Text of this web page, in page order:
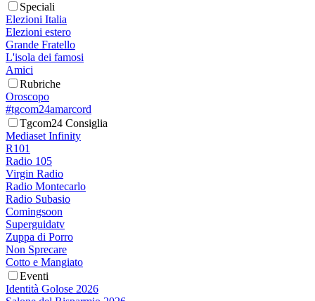
Speciali
Elezioni Italia
Elezioni estero
Grande Fratello
L'isola dei famosi
Amici
Rubriche
Oroscopo
#tgcom24amarcord
Tgcom24 Consiglia
Mediaset Infinity
R101
Radio 105
Virgin Radio
Radio Montecarlo
Radio Subasio
Comingsoon
Superguidatv
Zuppa di Porro
Non Sprecare
Cotto e Mangiato
Eventi
Identità Golose 2026